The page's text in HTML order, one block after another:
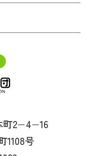
町2−4−16
1108号